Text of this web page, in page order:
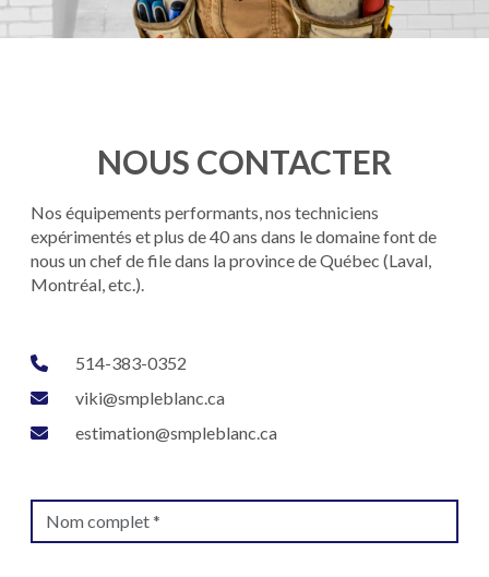
NOUS CONTACTER
Nos équipements performants, nos techniciens
expérimentés et plus de 40 ans dans le domaine font de
nous un chef de file dans la province de Québec (Laval,
Montréal, etc.).
514-383-0352
viki@smpleblanc.ca
estimation@smpleblanc.ca